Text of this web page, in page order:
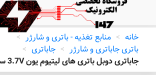
خانه > منابع تغذیه - باتری و شارژر >
باتری جاباتری و شارژر > جاباتری >
جاباتری دوبل باتری های لیتیوم یون 3.7V سایز 18650